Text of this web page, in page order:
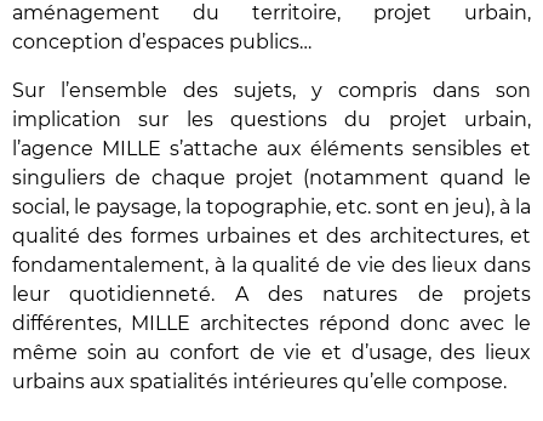
aménagement du territoire, projet urbain,
conception d’espaces publics…
Sur l’ensemble des sujets, y compris dans son
implication sur les questions du projet urbain,
l’agence MILLE s’attache aux éléments sensibles et
singuliers de chaque projet (notamment quand le
social, le paysage, la topographie, etc. sont en jeu), à la
qualité des formes urbaines et des architectures, et
fondamentalement, à la qualité de vie des lieux dans
leur quotidienneté. A des natures de projets
différentes, MILLE architectes répond donc avec le
même soin au confort de vie et d’usage, des lieux
urbains aux spatialités intérieures qu’elle compose.